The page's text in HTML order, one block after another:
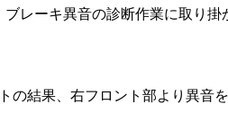
ブレーキ異音の診断作業に取り掛
の結果、右フロント部より異音